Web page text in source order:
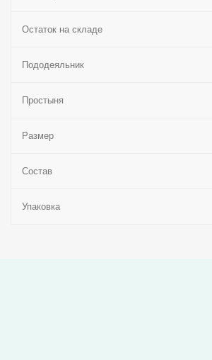
Остаток на складе
Пододеяльник
Простыня
Размер
Состав
Упаковка